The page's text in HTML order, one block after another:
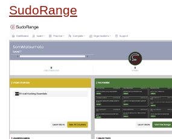
SudoRange